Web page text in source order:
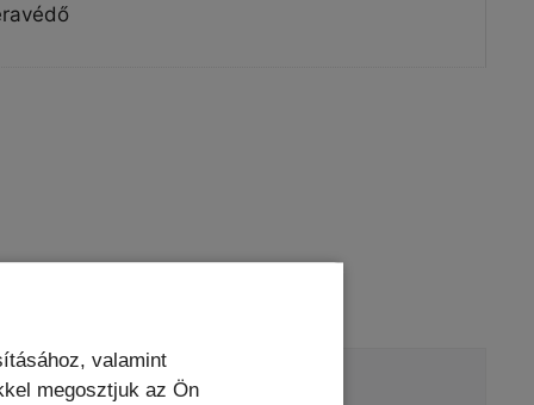
valamint
megosztjuk az Ön